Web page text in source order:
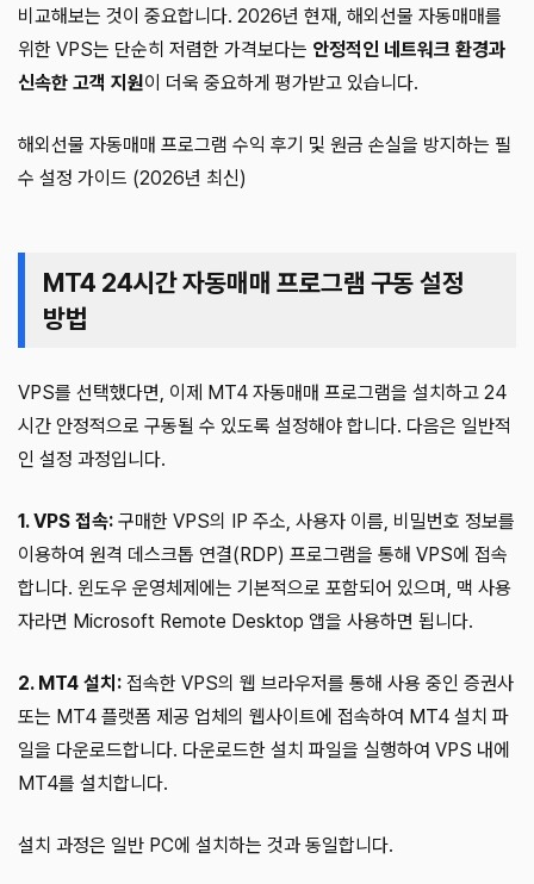
비교해보는 것이 중요합니다. 2026년 현재, 해외선물 자동매매를
위한 VPS는 단순히 저렴한 가격보다는 안정적인 네트워크 환경과
신속한 고객 지원이 더욱 중요하게 평가받고 있습니다.
해외선물 자동매매 프로그램 수익 후기 및 원금 손실을 방지하는 필
수 설정 가이드 (2026년 최신)
MT4 24시간 자동매매 프로그램 구동 설정
방법
VPS를 선택했다면, 이제 MT4 자동매매 프로그램을 설치하고 24
시간 안정적으로 구동될 수 있도록 설정해야 합니다. 다음은 일반적
인 설정 과정입니다.
1. VPS 접속: 구매한 VPS의 IP 주소, 사용자 이름, 비밀번호 정보를
이용하여 원격 데스크톱 연결(RDP) 프로그램을 통해 VPS에 접속
합니다. 윈도우 운영체제에는 기본적으로 포함되어 있으며, 맥 사용
자라면 Microsoft Remote Desktop 앱을 사용하면 됩니다.
2. MT4 설치: 접속한 VPS의 웹 브라우저를 통해 사용 중인 증권사
또는 MT4 플랫폼 제공 업체의 웹사이트에 접속하여 MT4 설치 파
일을 다운로드합니다. 다운로드한 설치 파일을 실행하여 VPS 내에
MT4를 설치합니다.
설치 과정은 일반 PC에 설치하는 것과 동일합니다.